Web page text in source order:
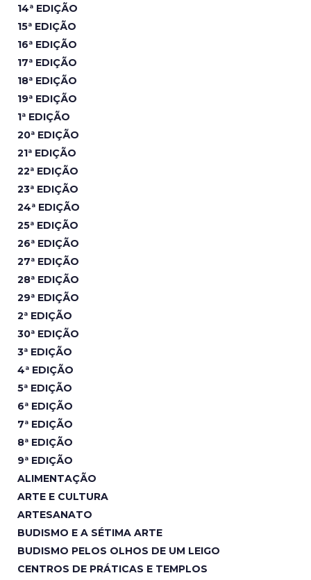
14ª EDIÇÃO
15ª EDIÇÃO
16ª EDIÇÃO
17ª EDIÇÃO
18ª EDIÇÃO
19ª EDIÇÃO
1ª EDIÇÃO
20ª EDIÇÃO
21ª EDIÇÃO
22ª EDIÇÃO
23ª EDIÇÃO
24ª EDIÇÃO
25ª EDIÇÃO
26ª EDIÇÃO
27ª EDIÇÃO
28ª EDIÇÃO
29ª EDIÇÃO
2ª EDIÇÃO
30ª EDIÇÃO
3ª EDIÇÃO
4ª EDIÇÃO
5ª EDIÇÃO
6ª EDIÇÃO
7ª EDIÇÃO
8ª EDIÇÃO
9ª EDIÇÃO
ALIMENTAÇÃO
ARTE E CULTURA
ARTESANATO
BUDISMO E A SÉTIMA ARTE
BUDISMO PELOS OLHOS DE UM LEIGO
CENTROS DE PRÁTICAS E TEMPLOS